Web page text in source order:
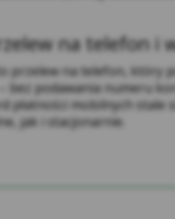
na telefon i
przelew na telefon, który
bez podawania numeru
płatności mobilnych
jak i stacjonarnie.
Kasa Stefczyka
Serwisu
przekazanych
odpowiednich